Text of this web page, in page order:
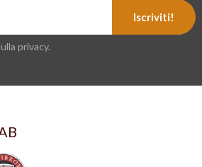
Iscriviti!
privacy.